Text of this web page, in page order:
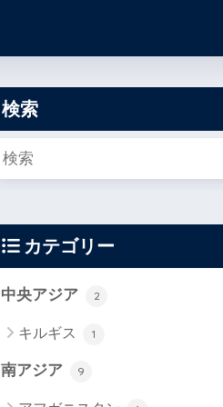
検索
カテゴリー
中央アジア 2
キルギス 1
南アジア 9